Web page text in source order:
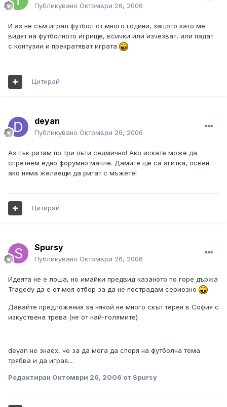
Публикувано Октомври 26, 2006
И аз не съм играл футбол от много години, защото като ме
видят на футболното игрище, всички или изчезват, или падат
с контузии и прекратяват играта
Цитирай
deyan
Публикувано Октомври 26, 2006
Аз пък ритам по три пъти седмично! Ако искате може да
спретнем едно форумно мачле. Дамите ще са агитка, освен
ако няма желаещи да ритат с мъжете!
Цитирай
Spursy
Публикувано Октомври 26, 2006
Идеята не е лоша, но имайки предвид казаното по горе държа
Tragedy да е от моя отбор за да не пострадам сериозно
Давайте предложения за някой не много скъп терен в София с
изкуствена трева (не от най-голямите)
deyan не знаех, че за да мога да споря на футболна тема
трябва и да играя....
Редактиран Октомври 26, 2006 от Spursy